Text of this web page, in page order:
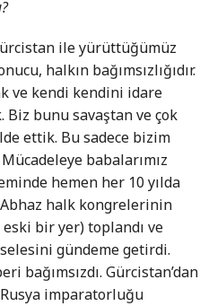
ile yürüttüğümüz
halkın bağımsızlığıdır.
ve kendi kendini idare
bunu savaştan ve çok
ettik. Bu sadece bizim
babalarımız
hemen her 10 yılda
halk kongrelerinin
eski bir yer) toplandı ve
gündeme getirdi.
bağımsızdı. Gürcistan’dan
imparatorluğu